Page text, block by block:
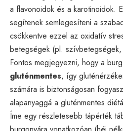
a flavonoidok és a karotinoidok.
segítenek semlegesíteni a
csökkentve ezzel az oxidatív
betegségek (pl. szívbetegségek,
Fontos megjegyezni, hogy a
gluténmentes, így
számára is biztonságosan
alapanyaggá a gluténmentes
Íme egy részletesebb tápérték